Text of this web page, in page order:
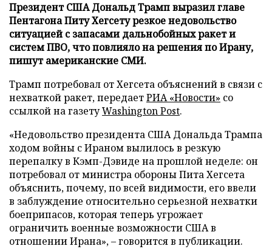
Президент США Дональд Трамп выразил главе
Пентагона Питу Хегсету резкое недовольство
ситуацией с запасами дальнобойных ракет и
систем ПВО, что повлияло на решения по Ирану,
пишут американские СМИ.
Трамп потребовал от Хегсета объяснений в связи с
нехваткой ракет, передаетРИА «Новости» со
ссылкой на газетуWashington Post.
«Недовольство президента США Дональда Трампа
ходом войны с Ираном вылилось в резкую
перепалку в Кэмп-Дэвиде на прошлой неделе: он
потребовал от министра обороны Пита Хегсета
объяснить, почему, по всей видимости, его ввели
в заблуждение относительно серьезной нехватки
боеприпасов, которая теперь угрожает
ограничить военные возможности США в
отношении Ирана», – говорится в публикации.